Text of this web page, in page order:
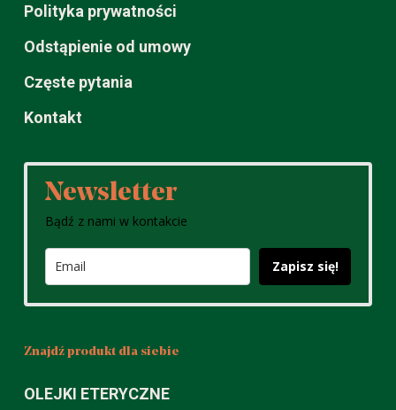
Polityka prywatności
Odstąpienie od umowy
Częste pytania
Kontakt
Newsletter
Bądź z nami w kontakcie
Zapisz się!
Znajdź produkt dla siebie
OLEJKI ETERYCZNE